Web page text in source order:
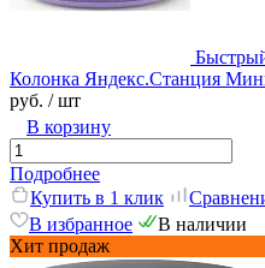
Колонка Яндекс.Станция
руб. / шт
В корзину
Подробнее
Купить в 1 клик
В избранное
В наличии
Хит продаж